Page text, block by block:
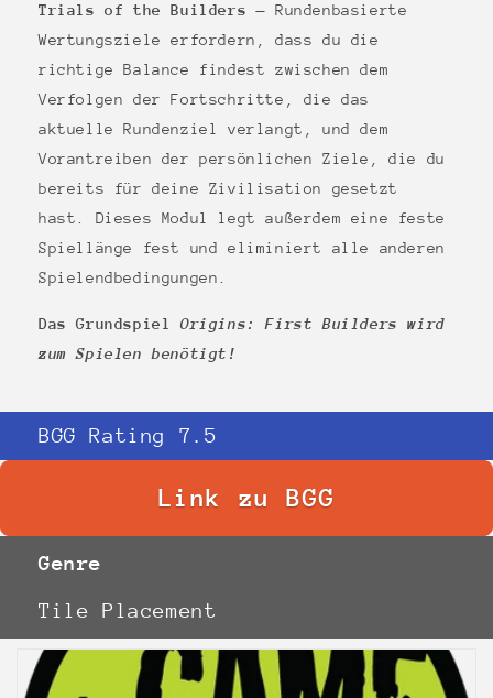
Trials of the Builders — Rundenbasierte
Wertungsziele erfordern, dass du die
richtige Balance findest zwischen dem
Verfolgen der Fortschritte, die das
aktuelle Rundenziel verlangt, und dem
Vorantreiben der persönlichen Ziele, die du
bereits für deine Zivilisation gesetzt
hast. Dieses Modul legt außerdem eine feste
Spiellänge fest und eliminiert alle anderen
Spielendbedingungen.
Das Grundspiel Origins: First Builders wird
zum Spielen benötigt!
BGG Rating 7.5
Link zu BGG
Genre
Tile Placement